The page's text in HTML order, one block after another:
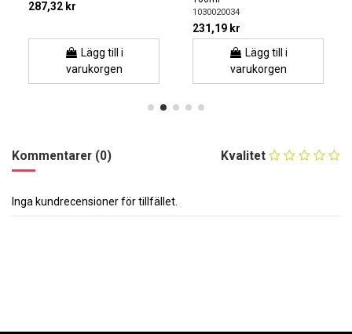
287,32 kr
Lägg till i
varukorgen
1030020034
231,19 kr
Lägg till i
varukorgen
Kvalitet
Kommentarer (0)
Inga kundrecensioner för tillfället.